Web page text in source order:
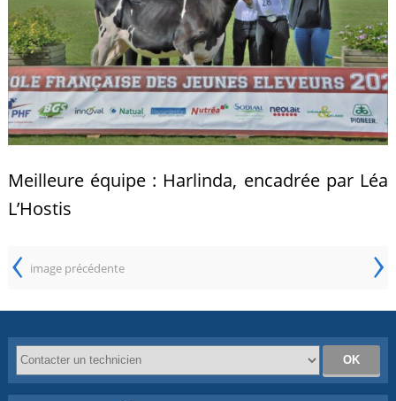
Meilleure équipe : Harlinda, encadrée par Léa
L’Hostis
‹ image précédente ›